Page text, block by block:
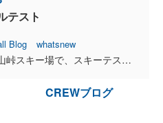
テスト
Blog whatsnew
先日、中山峠スキー場で、スキーテスト・ブーツテスト 今季初、マスターズチーム・ヤングチーム フルに近いメンバーがそろい行われました。 来季に向けた道具選びや調整を十分に...
CREWブログ